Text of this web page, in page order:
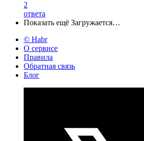
2
ответа
Показать ещё Загружается…
© Habr
О сервисе
Правила
Обратная связь
Блог